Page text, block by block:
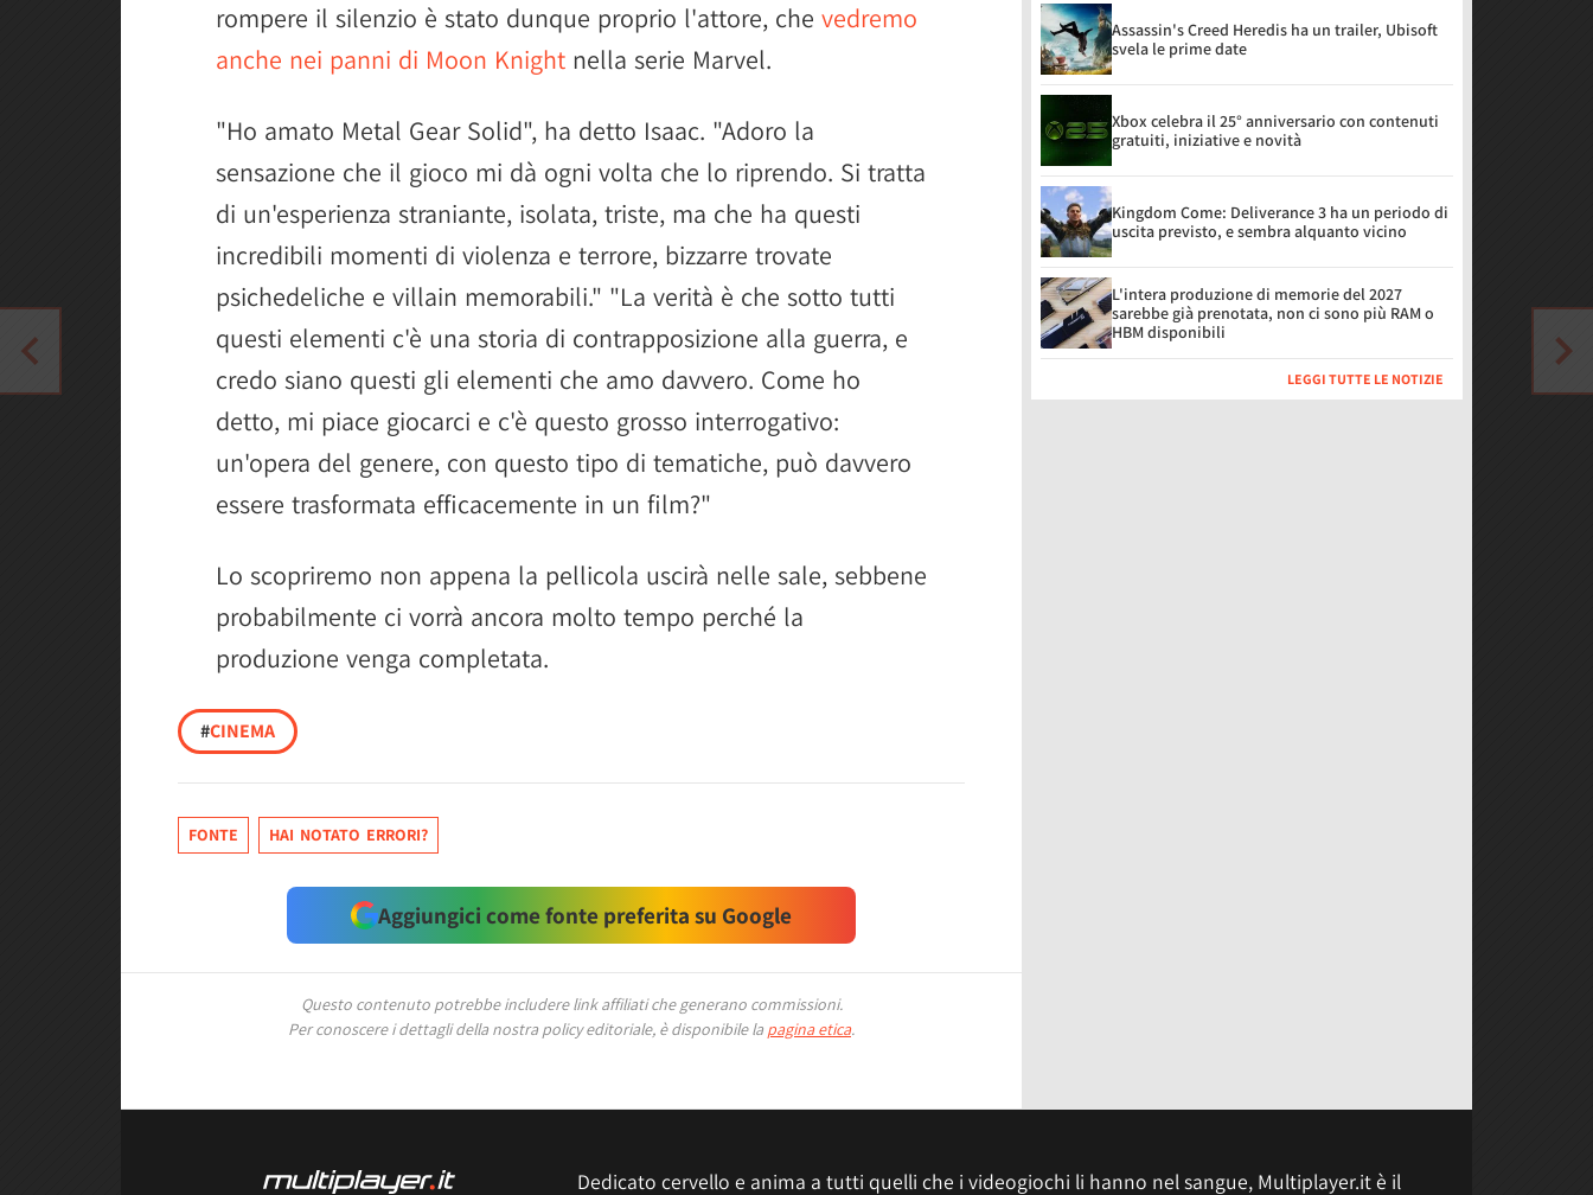
rompere il silenzio è stato dunque proprio l'attore, che vedremo
anche nei panni di Moon Knight nella serie Marvel.
"Ho amato Metal Gear Solid", ha detto Isaac. "Adoro la
sensazione che il gioco mi dà ogni volta che lo riprendo. Si tratta
di un'esperienza straniante, isolata, triste, ma che ha questi
incredibili momenti di violenza e terrore, bizzarre trovate
psichedeliche e villain memorabili." "La verità è che sotto tutti
questi elementi c'è una storia di contrapposizione alla guerra, e
credo siano questi gli elementi che amo davvero. Come ho
detto, mi piace giocarci e c'è questo grosso interrogativo:
un'opera del genere, con questo tipo di tematiche, può davvero
essere trasformata efficacemente in un film?"
Lo scopriremo non appena la pellicola uscirà nelle sale, sebbene
probabilmente ci vorrà ancora molto tempo perché la
produzione venga completata.
#CINEMA
FONTE HAI NOTATO ERRORI?
Aggiungici come fonte preferita su Google
Questo contenuto potrebbe includere link affiliati che generano commissioni.
Per conoscere i dettagli della nostra policy editoriale, è disponibile la pagina etica.
Assassin's Creed Heredis ha un trailer, Ubisoft
svela le prime date
Xbox celebra il 25° anniversario con contenuti
gratuiti, iniziative e novità
Kingdom Come: Deliverance 3 ha un periodo di
uscita previsto, e sembra alquanto vicino
L'intera produzione di memorie del 2027
sarebbe già prenotata, non ci sono più RAM o
HBM disponibili
LEGGI TUTTE LE NOTIZIE
Dedicato cervello e anima a tutti quelli che i videogiochi li hanno nel sangue, Multiplayer.it è il